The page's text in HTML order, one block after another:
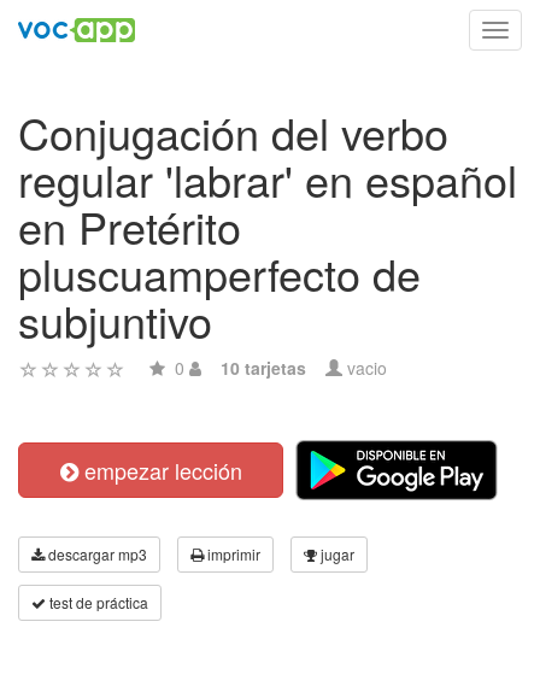
Conjugación del verbo
regular 'labrar' en español
en Pretérito
pluscuamperfecto de
subjuntivo
0 10 tarjetas vacio
empezar lección
descargar mp3 imprimir jugar
test de práctica